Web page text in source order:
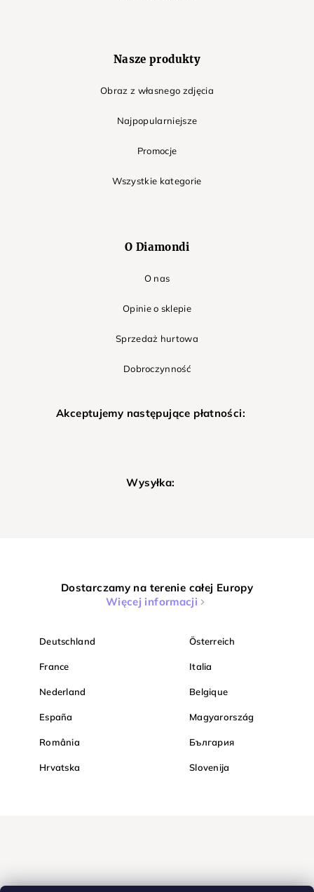
Nasze produkty
Obraz z własnego zdjęcia
Najpopularniejsze
Promocje
Wszystkie kategorie
O Diamondi
O nas
Opinie o sklepie
Sprzedaż hurtowa
Dobroczynność
Akceptujemy następujące płatności:
Wysyłka:
Dostarczamy na terenie całej Europy
Więcej informacji
Deutschland Österreich
France Italia
Nederland Belgique
España Magyarország
România България
Hrvatska Slovenija